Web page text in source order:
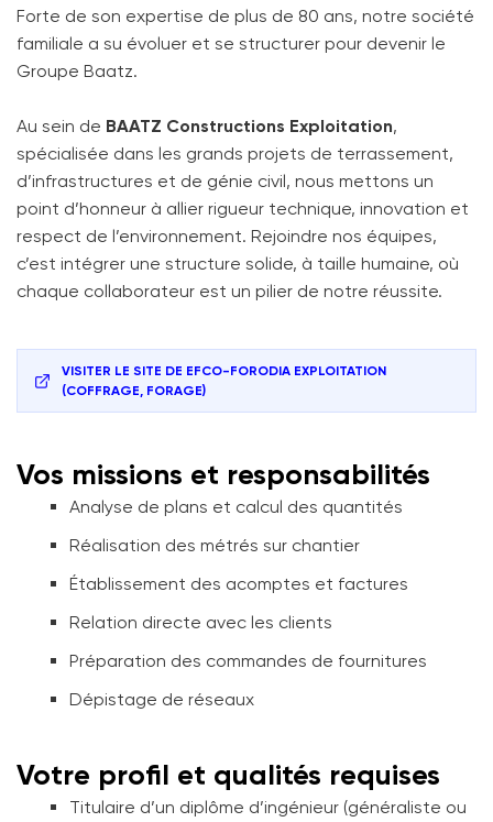
Forte de son expertise de plus de 80 ans, notre société
familiale a su évoluer et se structurer pour devenir le
Groupe Baatz.
Au sein de BAATZ Constructions Exploitation,
spécialisée dans les grands projets de terrassement,
d’infrastructures et de génie civil, nous mettons un
point d’honneur à allier rigueur technique, innovation et
respect de l’environnement. Rejoindre nos équipes,
c’est intégrer une structure solide, à taille humaine, où
chaque collaborateur est un pilier de notre réussite.
VISITER LE SITE DE EFCO-FORODIA EXPLOITATION
(COFFRAGE, FORAGE)
Vos missions et responsabilités
Analyse de plans et calcul des quantités
Réalisation des métrés sur chantier
Établissement des acomptes et factures
Relation directe avec les clients
Préparation des commandes de fournitures
Dépistage de réseaux
Votre profil et qualités requises
Titulaire d’un diplôme d’ingénieur (généraliste ou